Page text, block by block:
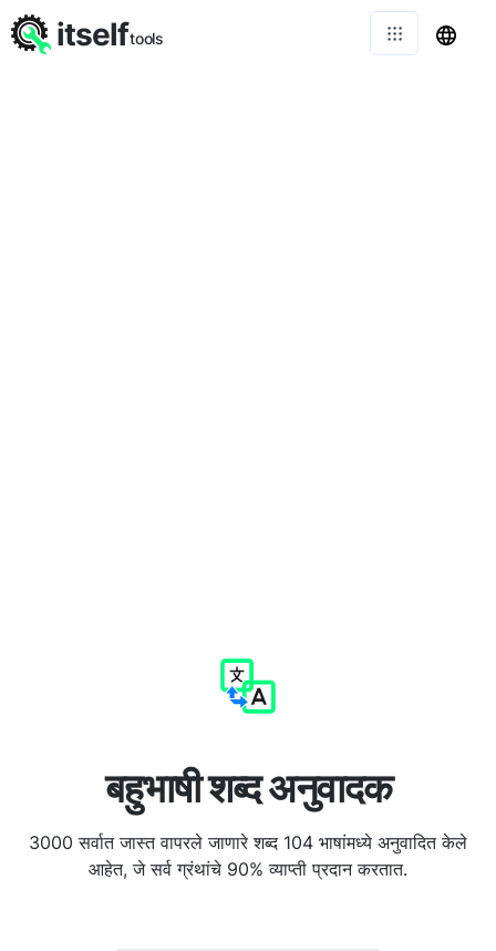
बहुभाषी शब्द अनुवादक
3000 सर्वात जास्त वापरले जाणारे शब्द 104 भाषांमध्ये अनुवादित केले
आहेत, जे सर्व ग्रंथांचे 90% व्याप्ती प्रदान करतात.
itselftools